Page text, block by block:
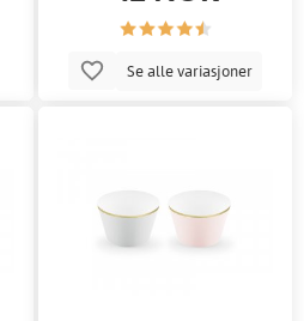
Se alle variasjoner